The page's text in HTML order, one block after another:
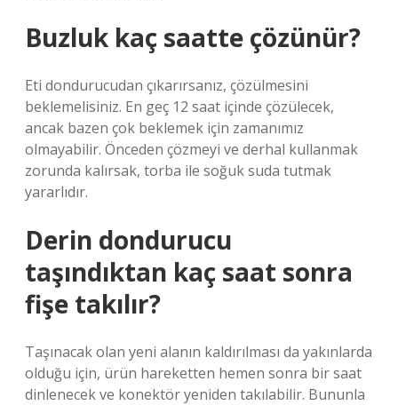
Buzluk kaç saatte çözünür?
Eti dondurucudan çıkarırsanız, çözülmesini
beklemelisiniz. En geç 12 saat içinde çözülecek,
ancak bazen çok beklemek için zamanımız
olmayabilir. Önceden çözmeyi ve derhal kullanmak
zorunda kalırsak, torba ile soğuk suda tutmak
yararlıdır.
Derin dondurucu
taşındıktan kaç saat sonra
fişe takılır?
Taşınacak olan yeni alanın kaldırılması da yakınlarda
olduğu için, ürün hareketten hemen sonra bir saat
dinlenecek ve konektör yeniden takılabilir. Bununla